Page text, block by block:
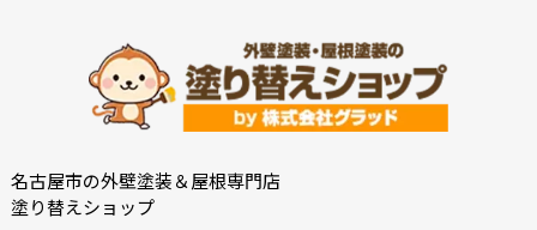
2022-08
2022-07
2022-06
2022-05
2022-04
2022-03
2022-02
2021-12
名古屋市の外壁塗装＆屋根専門店
塗り替えショップ